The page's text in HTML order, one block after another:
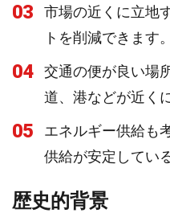
03
市場の近くに立地
トを削減できます。
04
交通の便が良い場
道、港などが近く
05
エネルギー供給も
供給が安定してい
歴史的背景